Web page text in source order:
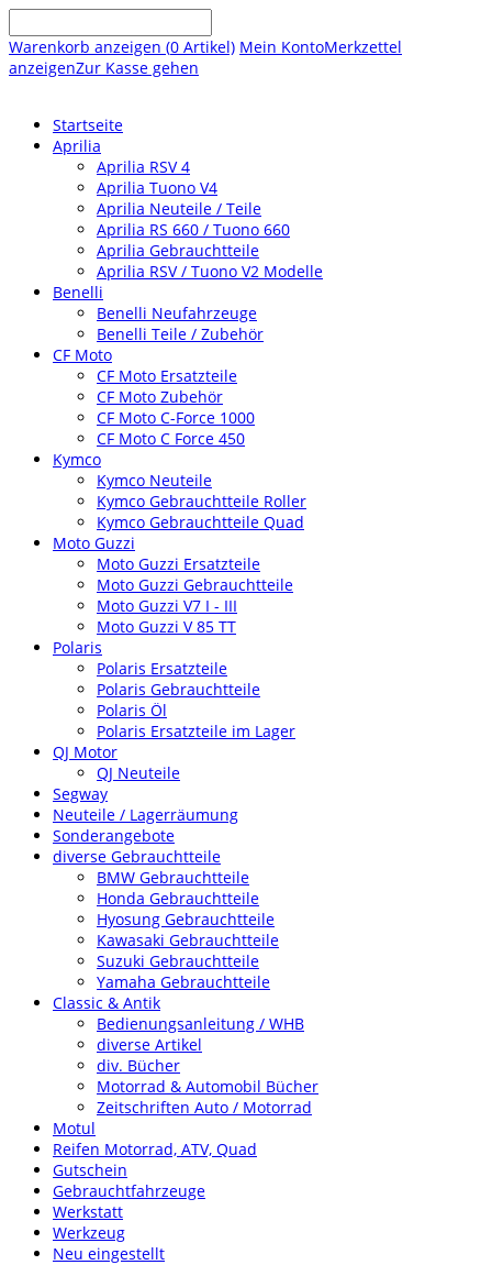
Warenkorb anzeigen (0 Artikel) Mein KontoMerkzettel
anzeigenZur Kasse gehen
Startseite
Aprilia
Aprilia RSV 4
Aprilia Tuono V4
Aprilia Neuteile / Teile
Aprilia RS 660 / Tuono 660
Aprilia Gebrauchtteile
Aprilia RSV / Tuono V2 Modelle
Benelli
Benelli Neufahrzeuge
Benelli Teile / Zubehör
CF Moto
CF Moto Ersatzteile
CF Moto Zubehör
CF Moto C-Force 1000
CF Moto C Force 450
Kymco
Kymco Neuteile
Kymco Gebrauchtteile Roller
Kymco Gebrauchtteile Quad
Moto Guzzi
Moto Guzzi Ersatzteile
Moto Guzzi Gebrauchtteile
Moto Guzzi V7 I - III
Moto Guzzi V 85 TT
Polaris
Polaris Ersatzteile
Polaris Gebrauchtteile
Polaris Öl
Polaris Ersatzteile im Lager
QJ Motor
QJ Neuteile
Segway
Neuteile / Lagerräumung
Sonderangebote
diverse Gebrauchtteile
BMW Gebrauchtteile
Honda Gebrauchtteile
Hyosung Gebrauchtteile
Kawasaki Gebrauchtteile
Suzuki Gebrauchtteile
Yamaha Gebrauchtteile
Classic & Antik
Bedienungsanleitung / WHB
diverse Artikel
div. Bücher
Motorrad & Automobil Bücher
Zeitschriften Auto / Motorrad
Motul
Reifen Motorrad, ATV, Quad
Gutschein
Gebrauchtfahrzeuge
Werkstatt
Werkzeug
Neu eingestellt